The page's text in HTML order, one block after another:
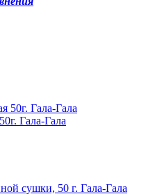
Гала-Гала